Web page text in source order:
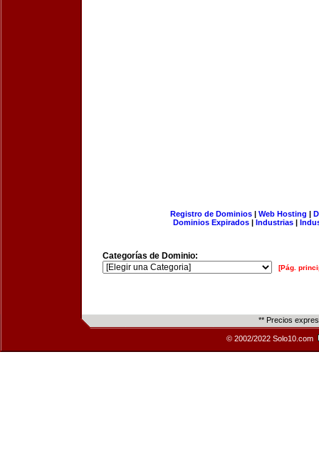
Registro de Dominios| Web Hosting |
Dominios Expirados | Industrias |
Categorías de Dominio:
[Pág.
** Precios
© 2002/2022 Solo10.com